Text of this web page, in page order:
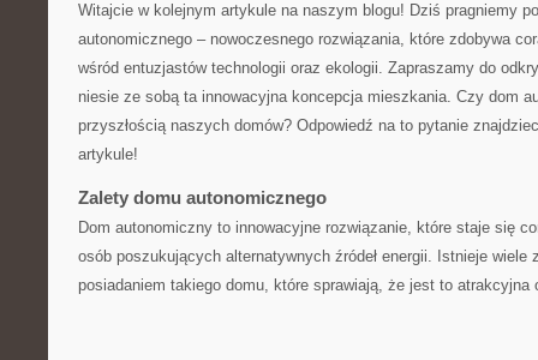
Witajcie w kolejnym artykule na naszym blogu! Dziś pragniemy
autonomicznego – nowoczesnego rozwiązania, które zdobywa
‍wśród entuzjastów technologii oraz ekologii.​ Zapraszamy do
niesie ze sobą ta innowacyjna koncepcja mieszkania. Czy dom
⁣przyszłością naszych domów? Odpowiedź na to pytanie⁣
artykule!
Zalety domu autonomicznego
Dom ⁤autonomiczny to innowacyjne rozwiązanie,⁢ które staje się
osób poszukujących alternatywnych źródeł energii.‌ Istnieje wiele
‍posiadaniem takiego⁣ domu, ​które sprawiają,‌ że jest to atrakcyjna